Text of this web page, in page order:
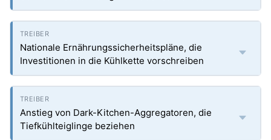
Nationale Ernährungssicherheitspläne, die
Investitionen in die Kühlkette vorschreiben
Anstieg von Dark-Kitchen-Aggregatoren, die
Tiefkühlteiglinge beziehen